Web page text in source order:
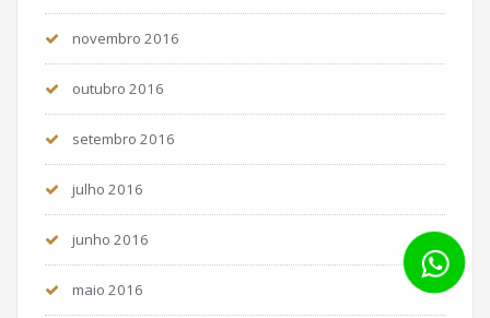
novembro 2016
outubro 2016
setembro 2016
julho 2016
junho 2016
maio 2016